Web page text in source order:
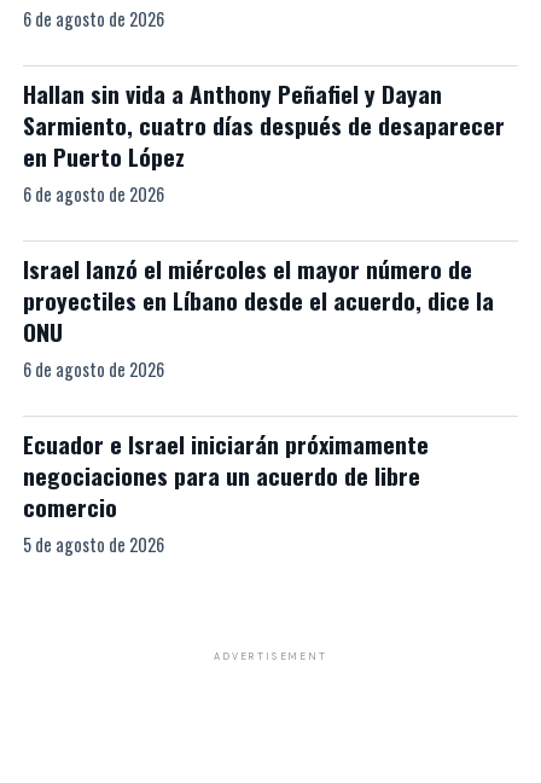
6 de agosto de 2026
Hallan sin vida a Anthony Peñafiel y Dayan
Sarmiento, cuatro días después de desaparecer
en Puerto López
6 de agosto de 2026
Israel lanzó el miércoles el mayor número de
proyectiles en Líbano desde el acuerdo, dice la
ONU
6 de agosto de 2026
Ecuador e Israel iniciarán próximamente
negociaciones para un acuerdo de libre
comercio
5 de agosto de 2026
ADVERTISEMENT